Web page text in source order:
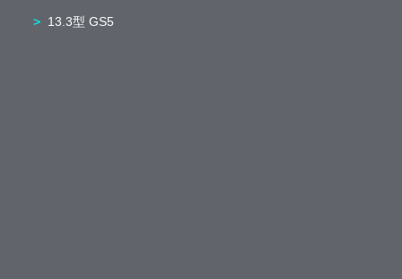
13.3型 GS5